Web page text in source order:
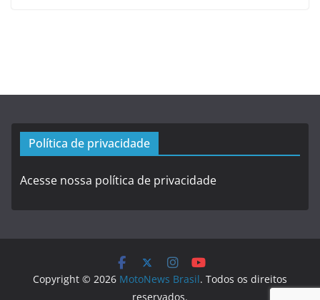
Política de privacidade
Acesse nossa política de privacidade
Copyright © 2026 MotoNews Brasil. Todos os direitos
reservados.